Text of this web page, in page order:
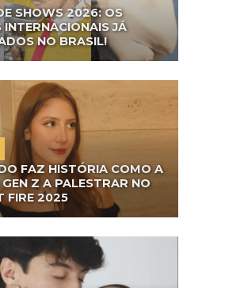
SHOWS 2026: OS
INTERNACIONAIS JÁ
NO BRASIL!
FAZ HISTÓRIA COMO A
Z A PALESTRAR NO
FIRE 2025